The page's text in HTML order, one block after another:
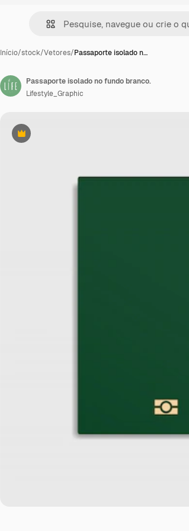
Início/stock/Vetores/Passaporte isolado n…
Premium
Passaporte isolado no fundo branco.
Lifestyle_Graphic